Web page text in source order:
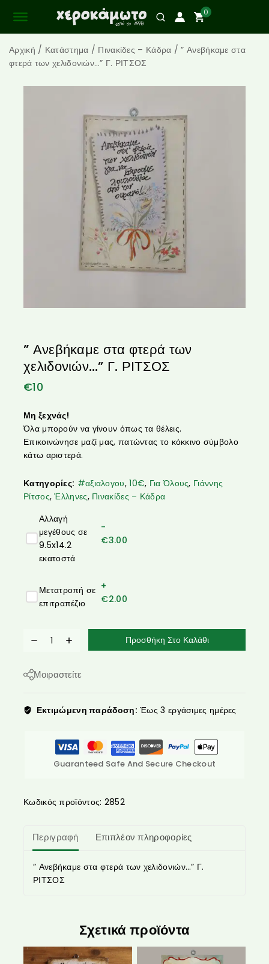
0
Αρχική / Κατάστημα / Πινακίδες – Κάδρα / ” Ανεβήκαμε στα
φτερά των χελιδονιών…” Γ. ΡΙΤΣΟΣ
” Ανεβήκαμε στα φτερά των
χελιδονιών…” Γ. ΡΙΤΣΟΣ
€10
Μη ξεχνάς!
Όλα μπορούν να γίνουν όπως τα θέλεις.
Επικοινώνησε μαζί μας, πατώντας το κόκκινο σύμβολο
κάτω αριστερά.
Κατηγορίες: #αξιαλογου,10€, Για Όλους, Γιάννης
Ρίτσος,Έλληνες, Πινακίδες – Κάδρα
Αλλαγή
μεγέθους σε
9.5x14.2
εκατοστά
-
€3.00
Μετατροπή σε
επιτραπέζιο
+
€2.00
Προσθήκη Στο Καλάθι
Μοιραστείτε
Εκτιμώμενη παράδοση: Έως 3 εργάσιμες ημέρες
Guaranteed Safe And Secure Checkout
Κωδικός προϊόντος: 2852
Περιγραφή Επιπλέον πληροφορίες
” Ανεβήκαμε στα φτερά των χελιδονιών…” Γ.
ΡΙΤΣΟΣ
Σχετικά προϊόντα